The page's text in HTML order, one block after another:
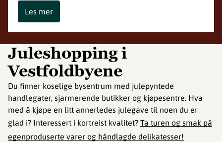
Les mer
Juleshopping i
Vestfoldbyene
Du finner koselige bysentrum med julepyntede
handlegater, sjarmerende butikker og kjøpesentre. Hva
med å kjøpe en litt annerledes julegave til noen du er
glad i? Interessert i kortreist kvalitet? Ta turen og smak på
egenproduserte varer og håndlagde delikatesser!